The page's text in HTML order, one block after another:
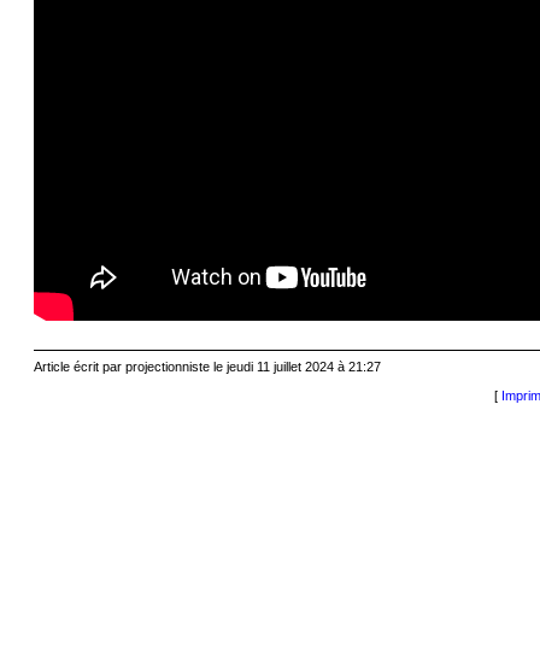
Article écrit par projectionniste le jeudi 11 juillet 2024 à 21:27
[